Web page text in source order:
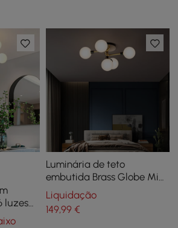
luzes
Luminária de teto
embutida Brass Globe Mini
Chandelier em 5 luzes
Liquidação
149,99€